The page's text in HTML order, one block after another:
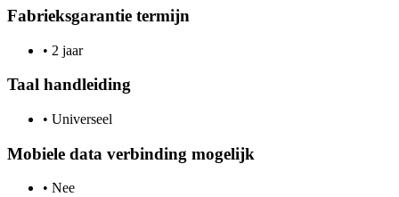
Fabrieksgarantie termijn
• 2 jaar
Taal handleiding
• Universeel
Mobiele data verbinding mogelijk
• Nee